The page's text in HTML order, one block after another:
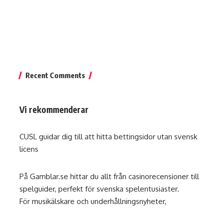
Recent Comments
Vi rekommenderar
CUSL guidar dig till att hitta bettingsidor utan svensk
licens
På Gamblar.se hittar du allt från casinorecensioner till
spelguider, perfekt för svenska spelentusiaster.
För musikälskare och underhållningsnyheter,